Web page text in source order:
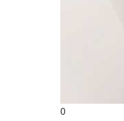
0